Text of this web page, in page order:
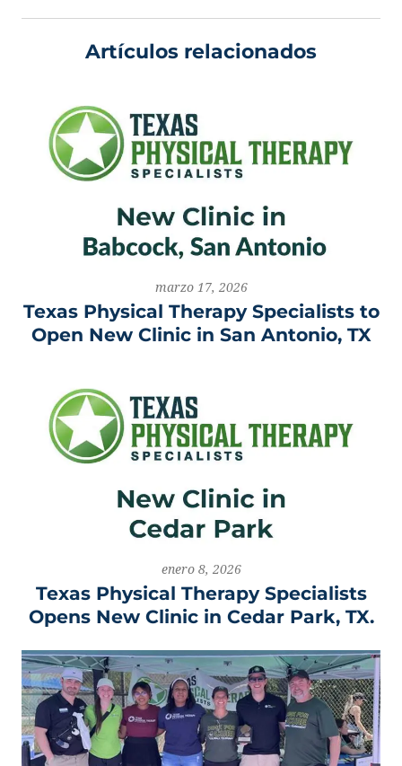
Artículos relacionados
marzo 17, 2026
Texas Physical Therapy Specialists to
Open New Clinic in San Antonio, TX
enero 8, 2026
Texas Physical Therapy Specialists
Opens New Clinic in Cedar Park, TX.